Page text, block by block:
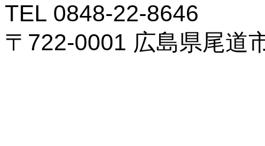
TEL 0848-22-8646
〒722-0001 広島県尾道